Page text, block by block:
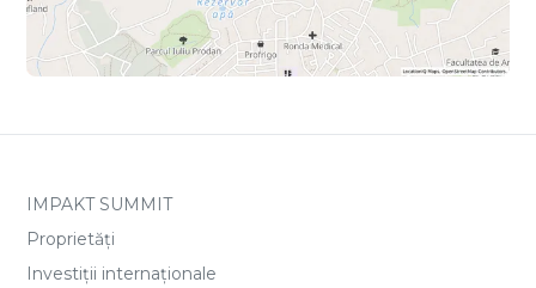
IMPAKT SUMMIT
Proprietăți
Investiții internaționale